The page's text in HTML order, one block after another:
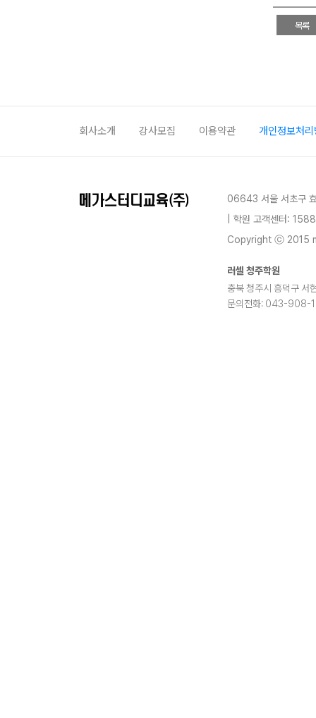
목록
회사소개 강사모집 이용약관 개인정보처
06643 서울 서초구
| 학원 고객센터:
Copyright ⓒ 2015
러셀 청주학원
충북 청주시 흥덕구
문의전화: 043-908-